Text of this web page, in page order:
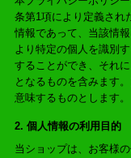
条第1項により定義され
情報であって、当該情
より特定の個人を識別
することができ、それ
となるものを含みます
意味するものとします。
2. 個人情報の利用目的
当ショップは、お客様